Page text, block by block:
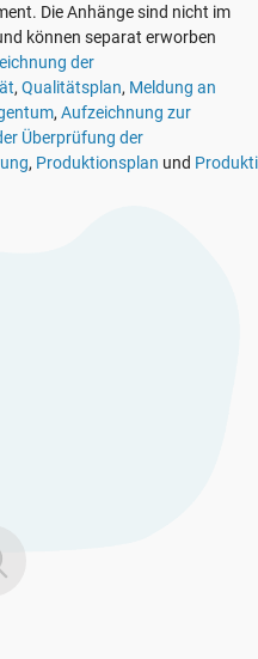
Die Anhänge sind nicht im
können separat erworben
der
, Qualitätsplan, Meldung an
, Aufzeichnung zur
Überprüfung der
, Produktionsplan und